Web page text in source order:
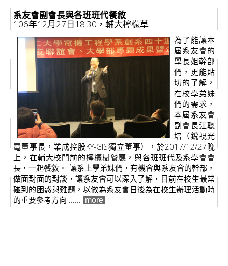
系友會副會長與各班班代餐敘
106年12月27日18:30，輔大檸檬草
為了能讓本
屆系友會的
學長姐幹部
們，更能貼
切的了解，
在校學弟妹
們的需求，
本屆系友會
副會長江聰
培（銳視光
電董事長，業成控股KY-GIS獨立董事），於2017/12/27晚
上，在輔大校門前的檸檬樹餐廳，與各班班代及系學會會
長，一起餐敘。 讓系上學弟妹們，有機會與系友會的幹部，
做面對面的對談，讓系友會可以深入了解，目前在校生最常
碰到的困惑與難題，以做為系友會日後為在校生辦理活動時
的重要參考方向 ...... more